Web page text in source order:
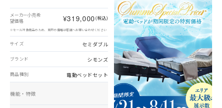
メーカー小売希
望価格
¥319,000 (税込)
※セール対象商品のため、実際の価格は店舗へお問い合わせください
サイズ セミダブル
ブランド シモンズ
商品種別 電動ベッドセット
機能・特徴